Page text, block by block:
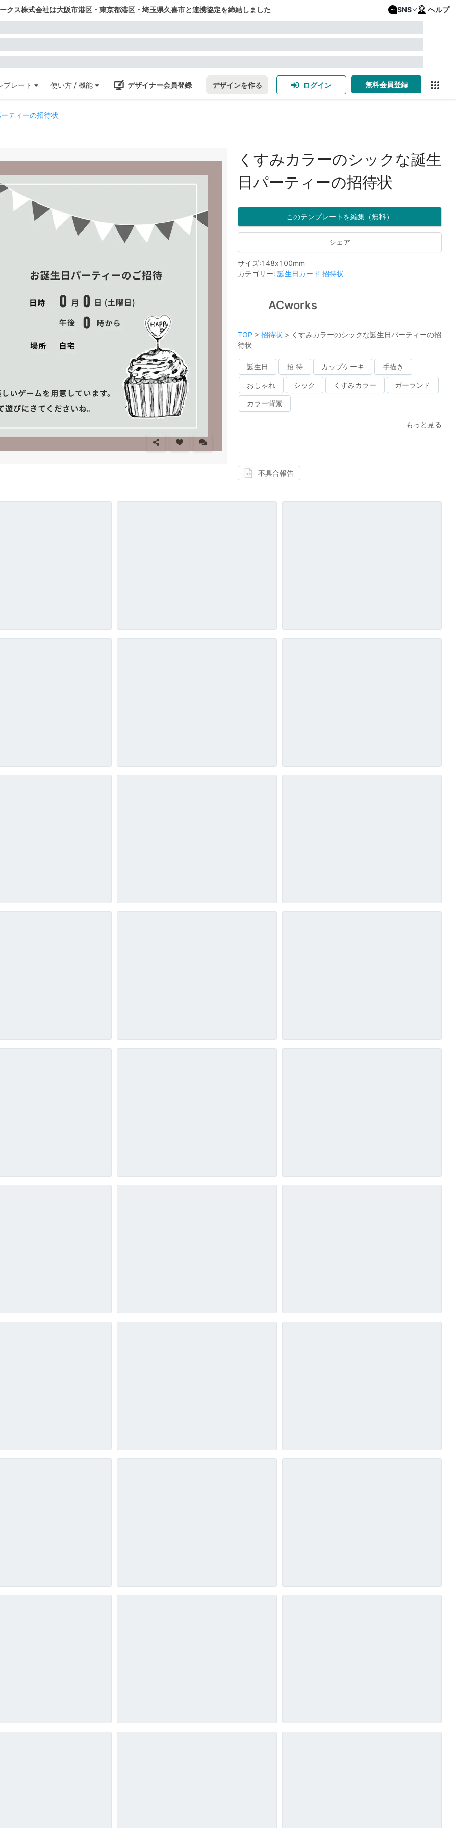
クス株式会社は大阪市港区・東京都港区・埼玉県久喜市と連携協定を締結しました SNS ヘルプ
プレート 使い方 / 機能 デザイナー会員登録 デザインを作る ログイン 無料会員登録
ティーの招待状
くすみカラーのシックな誕生
日パーティーの招待状
このテンプレートを編集（無料）
シェア
サイズ:148x100mm
カテゴリー: 誕生日カード 招待状
ACworks
TOP > 招待状 > くすみカラーのシックな誕生日パーティーの招
待状
誕生日 招 待 カップケーキ 手描き
おしゃれ シック くすみカラー ガーランド
カラー背景
もっと見る
不具合報告